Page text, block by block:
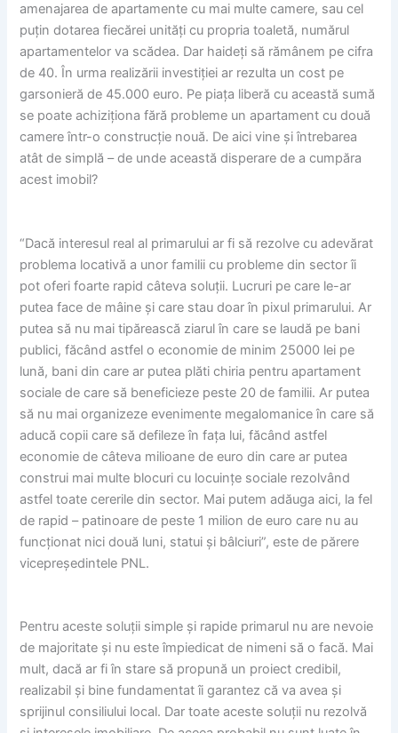
amenajarea de apartamente cu mai multe camere, sau cel
puțin dotarea fiecărei unități cu propria toaletă, numărul
apartamentelor va scădea. Dar haideți să rămânem pe cifra
de 40. În urma realizării investiției ar rezulta un cost pe
garsonieră de 45.000 euro. Pe piața liberă cu această sumă
se poate achiziționa fără probleme un apartament cu două
camere într-o construcție nouă. De aici vine și întrebarea
atât de simplă – de unde această disperare de a cumpăra
acest imobil?
“Dacă interesul real al primarului ar fi să rezolve cu adevărat
problema locativă a unor familii cu probleme din sector îi
pot oferi foarte rapid câteva soluții. Lucruri pe care le-ar
putea face de mâine și care stau doar în pixul primarului. Ar
putea să nu mai tipărească ziarul în care se laudă pe bani
publici, făcând astfel o economie de minim 25000 lei pe
lună, bani din care ar putea plăti chiria pentru apartament
sociale de care să beneficieze peste 20 de familii. Ar putea
să nu mai organizeze evenimente megalomanice în care să
aducă copii care să defileze în fața lui, făcând astfel
economie de câteva milioane de euro din care ar putea
construi mai multe blocuri cu locuințe sociale rezolvând
astfel toate cererile din sector. Mai putem adăuga aici, la fel
de rapid – patinoare de peste 1 milion de euro care nu au
funcționat nici două luni, statui și bâlciuri”, este de părere
vicepreședintele PNL.
Pentru aceste soluții simple și rapide primarul nu are nevoie
de majoritate și nu este împiedicat de nimeni să o facă. Mai
mult, dacă ar fi în stare să propună un proiect credibil,
realizabil și bine fundamentat îi garantez că va avea și
sprijinul consiliului local. Dar toate aceste soluții nu rezolvă